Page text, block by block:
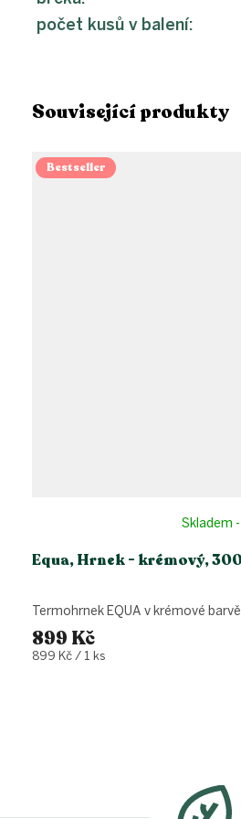
Související produkty
Bestseller
Equa, Hrnek - krémový,
Skladem
899 Kč
Měrná
899 Kč / 1 ks
Termohrnek EQUA v krémové
počet kusů v balení: